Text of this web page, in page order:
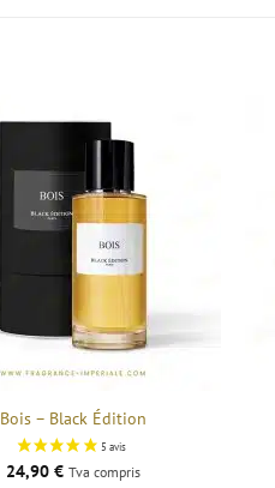
Bois – Black Édition
24,90 € Tva compris